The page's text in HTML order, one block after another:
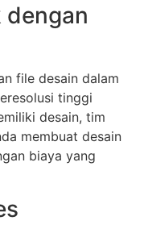
dengan
file desain dalam
tinggi
desain, tim
membuat desain
biaya yang